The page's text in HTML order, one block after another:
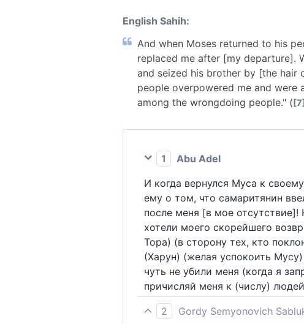
English Sahih:
And when Moses returned to his
replaced me after [my departure].
and seized his brother by [the hair
people overpowered me and
among the wrongdoing people." (
1
Abu Adel
И когда вернулся Муса к
ему о том, что самаритянин
после меня [в мое
хотели моего скорейшего
Тора) (в сторону тех, кто
(Харун) (желая успокоить
чуть не убили меня (когда я
причисляй меня к (числу)
2
Gordy Semyonovich